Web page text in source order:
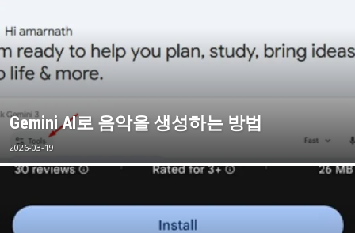
Gemini AI로 음악을 생성하는 방법
2026-03-19